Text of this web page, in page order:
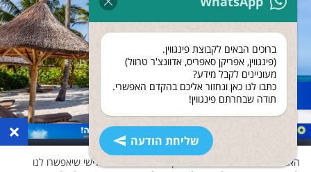
ברוכים הבאים לקבוצת פינגווין.
(פינגווין, אפריקן סאפריס, אדוונצ'ר טרוול)
מעוניינים לקבל מידע?
כתבו לנו כאן ונחזור אליכם בהקדם האפשרי.
תודה שבחרתם פינגווין!
שליחת הודעה
נופש בזנזיבר
×
האתר שלנו משתמש בעוגיות ואוסף נתונים גם לצד שלישי שיאפשרו לנו